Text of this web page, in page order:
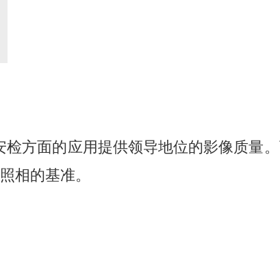
方面的应用提供领导地位的影像质量
相的基准。